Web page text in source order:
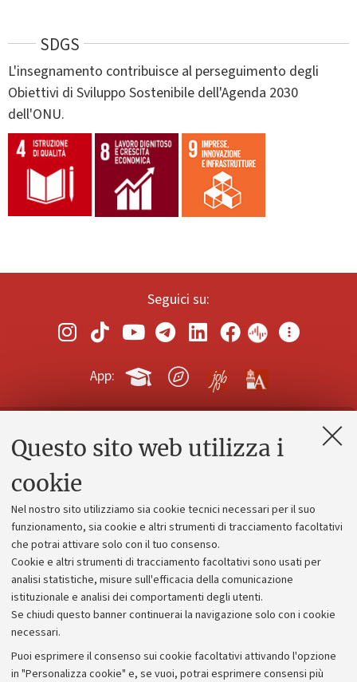
Questo sito web utilizza i
cookie
Nel nostro sito utilizziamo sia cookie tecnici necessari per il suo
funzionamento, sia cookie e altri strumenti di tracciamento facoltativi
che potrai attivare solo con il tuo consenso.
Cookie e altri strumenti di tracciamento facoltativi sono usati per
analisi statistiche, misure sull'efficacia della comunicazione
istituzionale e analisi dei comportamenti degli utenti.
Se chiudi questo banner continuerai la navigazione solo con i cookie
necessari.
Puoi esprimere il consenso sui cookie facoltativi attivando l'opzione
in "Personalizza cookie" e, se vuoi, potrai esprimere consensi più
SDGS
L'insegnamento contribuisce al perseguimento degli
Obiettivi di Sviluppo Sostenibile dell'Agenda 2030
dell'ONU.
Seguici su:
App:
Contatti e PEC
Alumni community
Piano strategico
Bilanci
Donazioni e 5x1000
Bandi, gare e concorsi